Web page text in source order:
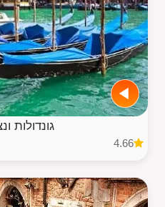
גונדולות
4.66